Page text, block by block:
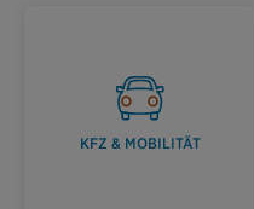
KFZ & MOBILITÄT